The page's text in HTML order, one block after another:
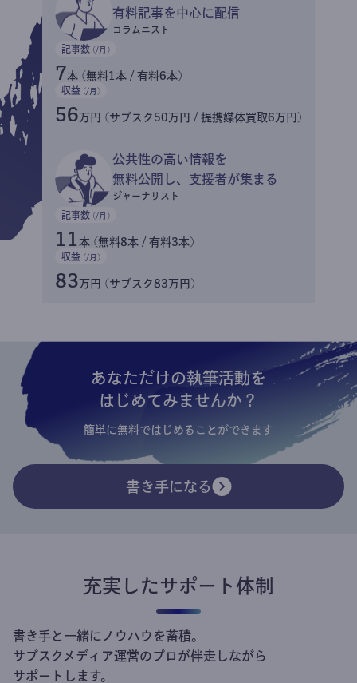
有料記事を中心に配信
コラムニスト
記事数 (/月)
7本 (無料1本 / 有料6本)
収益 (/月)
56万円 (サブスク50万円 / 提携媒体買取6万円)
公共性の高い情報を
無料公開し、支援者が集まる
ジャーナリスト
記事数 (/月)
11 本 (無料8本 / 有料3本)
収益 (/月)
83万円 (サブスク83万円)
あなただけの執筆活動を
はじめてみませんか？
簡単に無料ではじめることができます
書き手になる
充実したサポート体制
書き手と一緒にノウハウを蓄積。
サブスクメディア運営のプロが伴走しながら
サポートします。